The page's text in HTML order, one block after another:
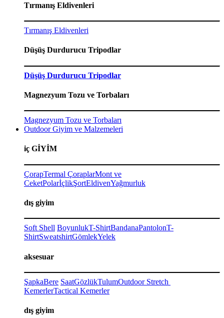
Tırmanış Eldivenleri
Tırmanış Eldivenleri
Düşüş Durdurucu Tripodlar
Düşüş Durdurucu Tripodlar
Magnezyum Tozu ve Torbaları
Magnezyum Tozu ve Torbaları
Outdoor Giyim ve Malzemeleri
iç GİYİM
ÇorapTermal ÇoraplarMont ve
CeketPolarİçlikŞortEldivenYağmurluk
dış giyim
Soft Shell BoyunlukT-ShirtBandanaPantolonT-
ShirtSweatshirtGömlekYelek
aksesuar
ŞapkaBere SaatGözlükTulumOutdoor Stretch
KemerlerTactical Kemerler
dış giyim